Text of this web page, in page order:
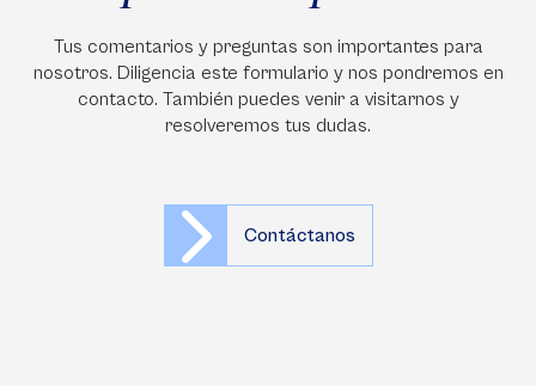
Tus comentarios y preguntas son importantes para
nosotros. Diligencia este formulario y nos pondremos en
contacto. También puedes venir a visitarnos y
resolveremos tus dudas.
Contáctanos